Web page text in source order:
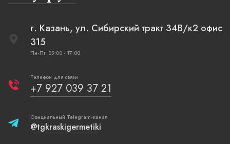
г. Казань, ул. Сибирский тракт 34В/к2 офис
315
Пн-Пт: 09:00 - 17:00
Телефон для связи
+7 927 039 37 21
Официальный Telegram-канал
@tgkraskigermetiki